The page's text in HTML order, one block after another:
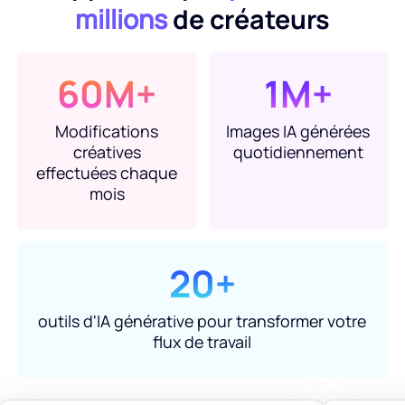
millionsde créateurs
60M+
Modifications
créatives
effectuées chaque
mois
1M+
Images IA générées
quotidiennement
20+
outils d'IA générative pour transformer votre
flux de travail